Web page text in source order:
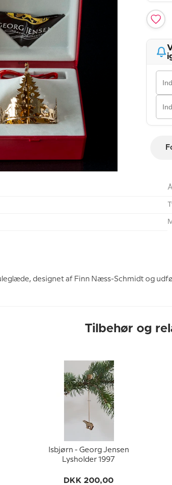
designet af Finn Næss-Schmidt og
Tilbehør og
Isbjørn - Georg Jensen
Lysholder 1997
DKK 200,00